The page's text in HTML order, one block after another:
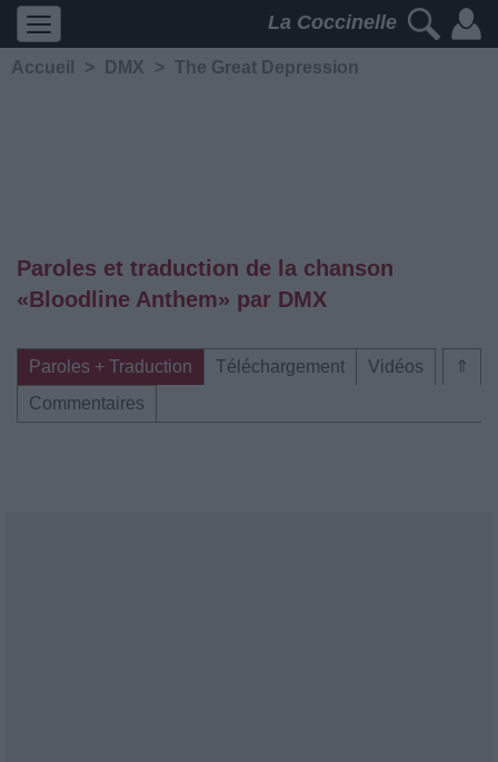
La Coccinelle
Accueil > DMX > The Great Depression
Paroles et traduction de la chanson
«Bloodline Anthem» par DMX
⇑
Paroles + Traduction Téléchargement
Vidéos
Commentaires